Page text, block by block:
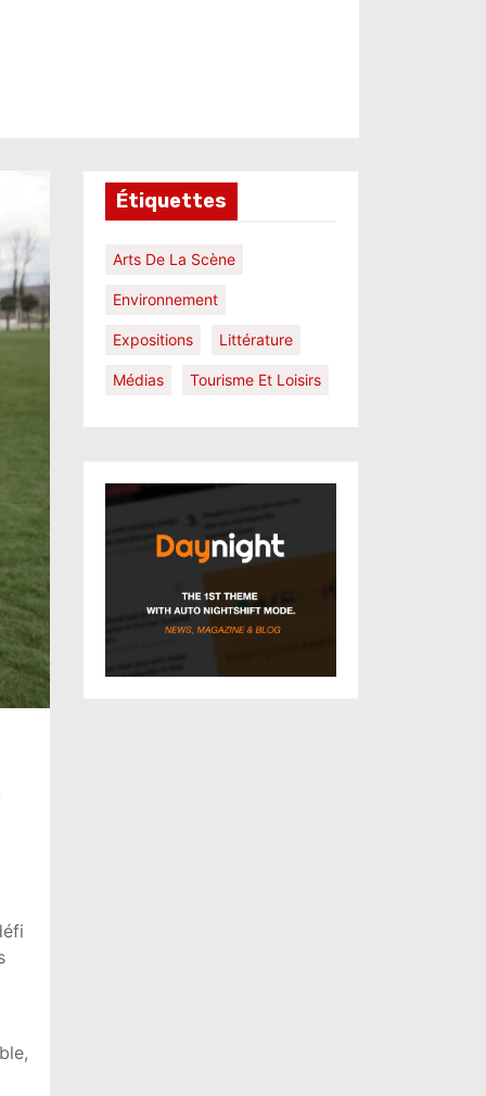
Étiquettes
Arts De La Scène
Environnement
Expositions Littérature
Médias Tourisme Et Loisirs